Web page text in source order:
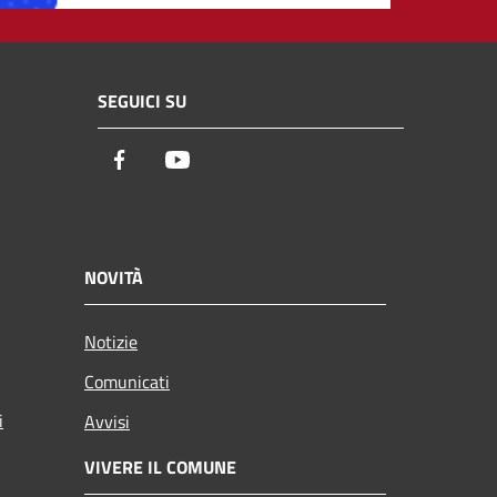
SEGUICI SU
Facebook
NOVITÀ
Notizie
Comunicati
Avvisi
VIVERE IL COMUNE